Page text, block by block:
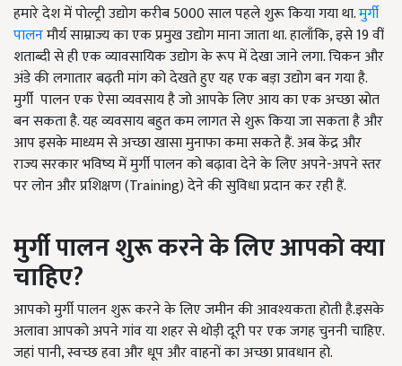
हमारे देश में पोल्ट्री उद्योग करीब 5000 साल पहले शुरू किया गया था.मुर्गी
पालनमौर्य साम्राज्य का एक प्रमुख उद्योग माना जाता था. हालाँकि, इसे 19 वीं
शताब्दी से ही एक व्यावसायिक उद्योग के रूप में देखा जाने लगा. चिकन और
अंडे की लगातार बढ़ती मांग को देखते हुए यह एक बड़ा उद्योग बन गया है.
मुर्गी पालन एक ऐसा व्यवसाय है जो आपके लिए आय का एक अच्छा स्रोत
बन सकता है. यह व्यवसाय बहुत कम लागत से शुरू किया जा सकता है और
आप इसके माध्यम से अच्छा खासा मुनाफा कमा सकते हैं. अब केंद्र और
राज्य सरकार भविष्य में मुर्गी पालन को बढ़ावा देने के लिए अपने-अपने स्तर
पर लोन और प्रशिक्षण (Training) देने की सुविधा प्रदान कर रही हैं.
मुर्गीपालनशुरूकरनेकेलिएआपकोक्या
चाहिए?
आपको मुर्गी पालन शुरू करने के लिए जमीन की आवश्यकता होती है.इसके
अलावा आपको अपने गांव या शहर से थोड़ी दूरी पर एक जगह चुननी चाहिए.
जहां पानी, स्वच्छ हवा और धूप और वाहनों का अच्छा प्रावधान हो.